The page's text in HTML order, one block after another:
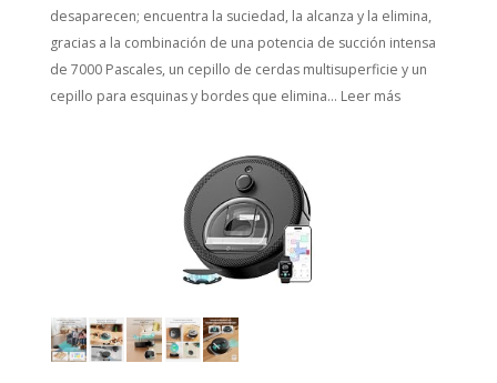
desaparecen; encuentra la suciedad, la alcanza y la elimina,
gracias a la combinación de una potencia de succión intensa
de 7000 Pascales, un cepillo de cerdas multisuperficie y un
cepillo para esquinas y bordes que elimina... Leer más